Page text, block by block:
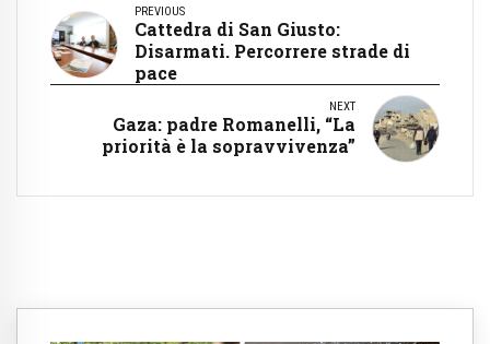
PREVIOUS
Cattedra di San Giusto:
Disarmati. Percorrere strade di
pace
NEXT
Gaza: padre Romanelli, “La
priorità è la sopravvivenza”